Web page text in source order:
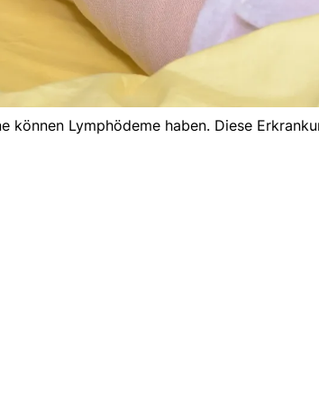
können Lymphödeme haben. Diese